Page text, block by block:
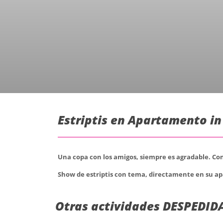
Estriptis en Apartamento
Una copa con los amigos, siempre es agradable.
Show de estriptis con tema, directamente en su
Otras actividades